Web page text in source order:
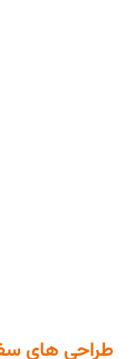
طراحی های